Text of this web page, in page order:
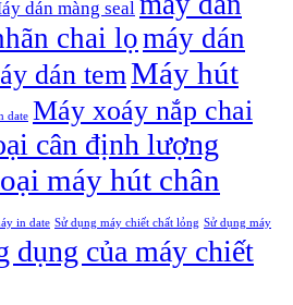
dán màng seal
chai lọmáy dán
dán temMáy hút
date Máy xoáy nắp chai
cân định lượng
máy hút chân
in date Sử dụng máy chiết chất lỏng Sử dụng máy
dụng của máy chiết